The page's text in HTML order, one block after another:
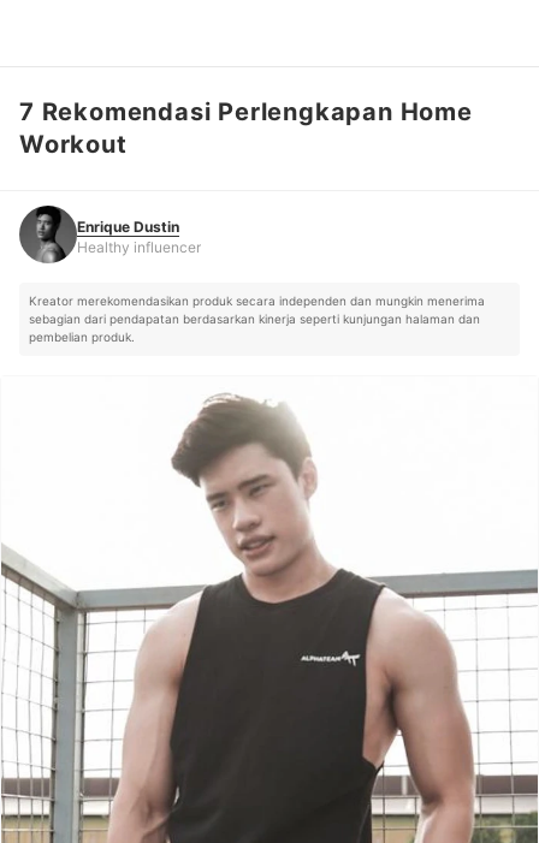
Enrique Dustin
7 Rekomendasi Perlengkapan Home
Workout
Enrique Dustin
Healthy influencer
Kreator merekomendasikan produk secara independen dan mungkin menerima
sebagian dari pendapatan berdasarkan kinerja seperti kunjungan halaman dan
pembelian produk.